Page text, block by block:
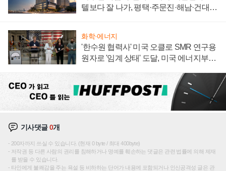
텔보다 잘 나가, 평택·주문진·해남·건대로
화학·에너지
'한수원 협력사' 미국 오클로 SMR 연구용
원자로 '임계 상태' 도달, 미국 에너지부
기사댓글0개
200자까지 쓰실 수 있습니다. (현재 0 byte / 최대 400byte)
저작권 등 다른 사람의 권리를 침해하거나 명예를 훼손하는 댓글은 관련 법률에 의해 제재
를 받을 수 있습니다.
타인에게 불쾌감을 주는 욕설 등 비하하는 단어가 내용에 포함되거나 인신공격성 글은 관